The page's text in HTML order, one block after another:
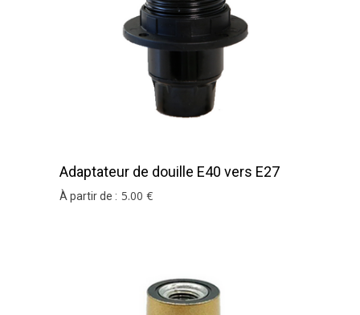
Adaptateur de douille E40 vers E27
Noir
À partir de : 5.00 €